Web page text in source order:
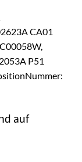
CA01
P51
auf